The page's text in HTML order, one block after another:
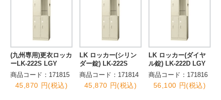
(九州専用)更衣ロッカ
ーLK-222S LGY
商品コード：171815
45,870 円(税込)
LK ロッカー(シリン
ダー錠) LK-222S
商品コード：171814
45,870 円(税込)
LK ロッカー(ダイヤ
ル錠) LK-222D LGY
商品コード：171816
56,100 円(税込)